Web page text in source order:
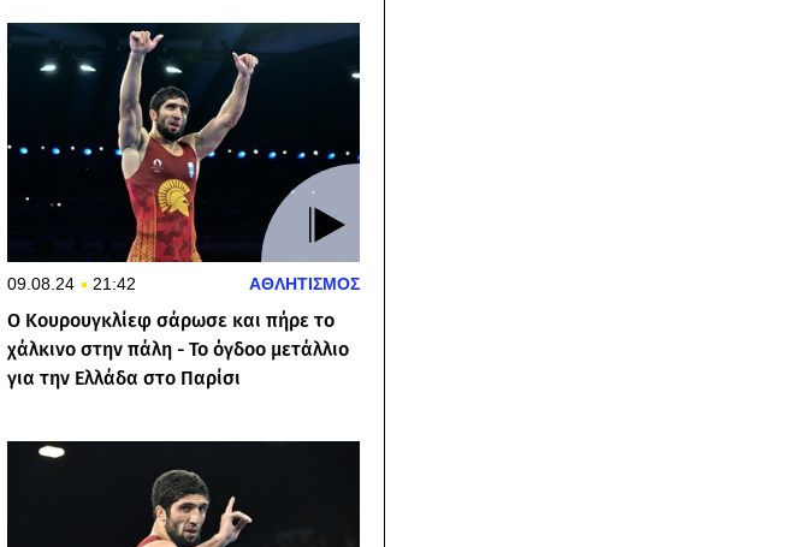
09.08.24 21:42 ΑΘΛΗΤΙΣΜΟΣ
Ο Κουρουγκλίεφ σάρωσε και πήρε το
χάλκινο στην πάλη - Το όγδοο μετάλλιο
για την Ελλάδα στο Παρίσι